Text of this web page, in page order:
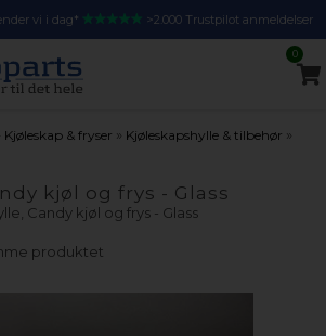
vi i dag* >2.000 Trustpilot anmeldelser
0
Kjøleskap & fryser » Kjøleskapshylle & tilbehør »
kjøl og frys - Glass
Candy kjøl og frys - Glass
produktet